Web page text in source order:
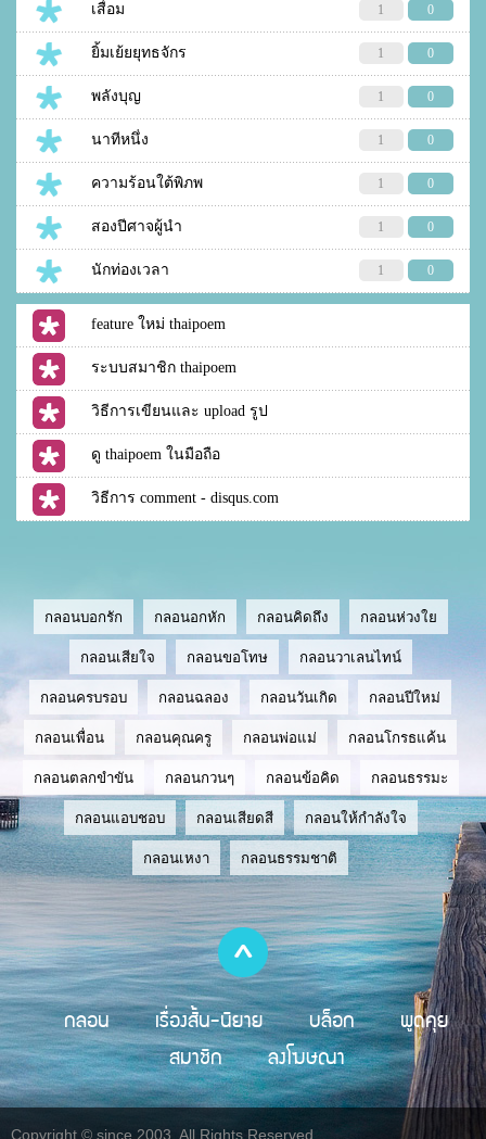
เสื่อม 1 0
ยิ้มเย้ยยุทธจักร 1 0
พลังบุญ 1 0
นาทีหนึ่ง 1 0
ความร้อนใต้พิภพ 1 0
สองปีศาจผู้นำ 1 0
นักท่องเวลา 1 0
feature ใหม่ thaipoem
ระบบสมาชิก thaipoem
วิธีการเขียนและ upload รูป
ดู thaipoem ในมือถือ
วิธีการ comment - disqus.com
กลอนบอกรัก กลอนอกหัก กลอนคิดถึง กลอนห่วงใย
กลอนเสียใจ กลอนขอโทษ กลอนวาเลนไทน์
กลอนครบรอบ กลอนฉลอง กลอนวันเกิด กลอนปีใหม่
กลอนเพื่อน กลอนคุณครู กลอนพ่อแม่ กลอนโกรธแค้น
กลอนตลกขำขัน กลอนกวนๆ กลอนข้อคิด กลอนธรรมะ
กลอนแอบชอบ กลอนเสียดสี กลอนให้กำลังใจ
กลอนเหงา กลอนธรรมชาติ
กลอน เรื่องสั้น-นิยาย บล็อก
พูดคุย
สมาชิก
ลงโฆษณา
Copyright © since 2003, All Rights Reserved